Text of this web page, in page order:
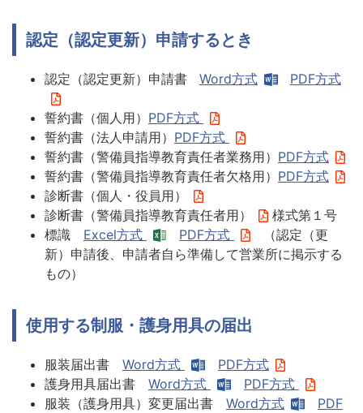
認定（認定更新）申請するとき
認定（認定更新）申請書 Word方式 PDF方式
誓約書（個人用） PDF方式
誓約書（法人申請用） PDF方式
誓約書（警備員指導教育責任者業務用） PDF方式
誓約書（警備員指導教育責任者欠格用） PDF方式
診断書（個人・役員用）
診断書（警備員指導教育責任者用）
様式第１号
標識 Excel方式 PDF方式
（認定（更
新）申請後、申請者自ら準備して営業所に掲示する
もの）
使用する制服・護身用具の届出
服装届出書 Word方式
PDF方式
護身用具届出書 Word方式
PDF方式
服装（護身用具）変更届出書 Word方式
PDF